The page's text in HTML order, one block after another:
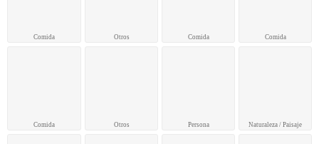
Comida
Comida
Otros
Otros
Comida
Persona
Comida
Naturaleza / Paisaje